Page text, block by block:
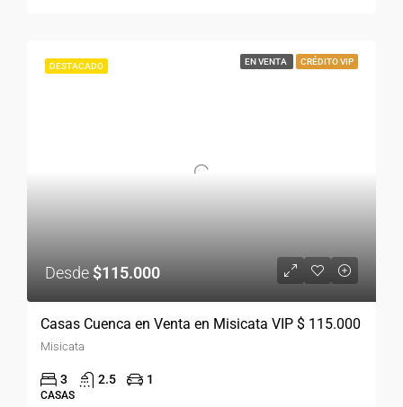
DESTACADO EN VENTA CRÉDITO VIP
Desde $115.000
Casas Cuenca en Venta en Misicata VIP $ 115.000
Misicata
3 2.5 1
CASAS